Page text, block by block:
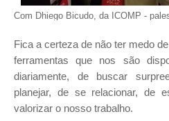
Com Dhiego Bicudo, da ICOMP -
Fica a certeza de não ter medo
ferramentas que nos são
diariamente, de buscar
planejar, de se relacionar, de
valorizar o nosso trabalho.